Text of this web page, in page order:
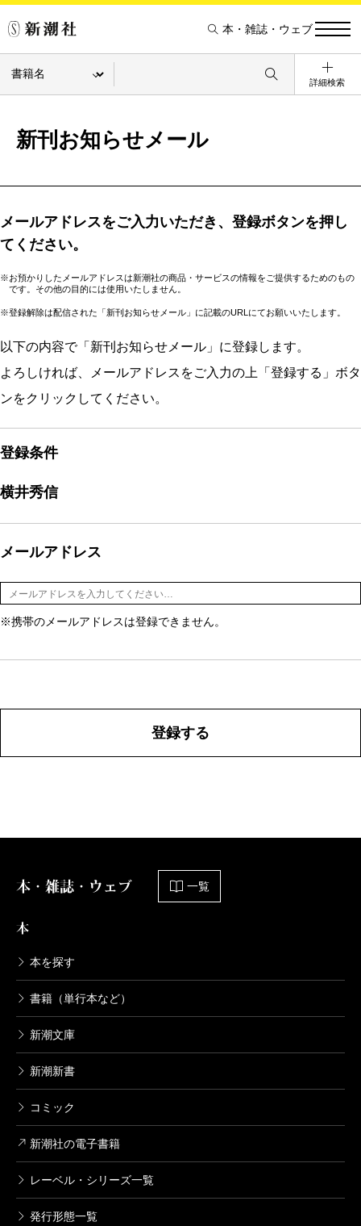
本・雑誌・ウェブ
詳細検索
新刊お知らせメール
メールアドレスをご入力いただき、登録ボタンを押し
てください。
※お預かりしたメールアドレスは新潮社の商品・サービスの情報をご提供するためのもの
です。その他の目的には使用いたしません。
※登録解除は配信された「新刊お知らせメール」に記載のURLにてお願いいたします。
以下の内容で「新刊お知らせメール」に登録します。
よろしければ、メールアドレスをご入力の上「登録する」ボタ
ンをクリックしてください。
登録条件
横井秀信
メールアドレス
※携帯のメールアドレスは登録できません。
登録する
本・雑誌・ウェブ 一覧
本
本を探す
書籍（単行本など）
新潮文庫
新潮新書
コミック
新潮社の電子書籍
レーベル・シリーズ一覧
発行形態一覧